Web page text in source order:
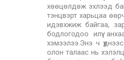
хөөцөлдөж эхлээд
тэнцвэрт харьцаа
идэвхжиж байгаа,
бодлогодоо илүү
хэмээлээ.Энэ ч
олон талаас нь